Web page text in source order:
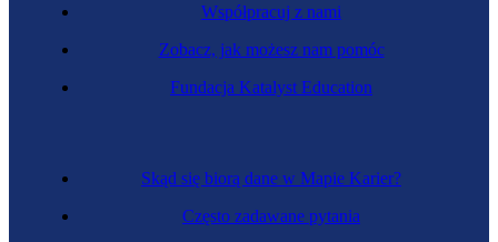
Skąd się biorą dane w Mapie Karier?
Często zadawane pytania
Współpracuj z nami
Zobacz, jak możesz nam pomóc
Fundacja Katalyst Education